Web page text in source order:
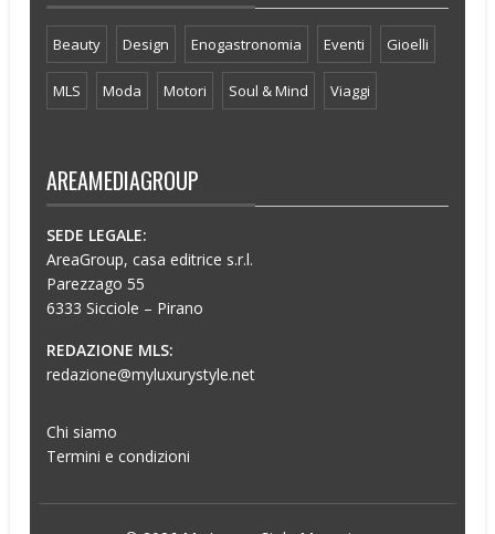
Beauty Design Enogastronomia Eventi Gioelli
MLS Moda Motori Soul & Mind Viaggi
AREAMEDIAGROUP
SEDE LEGALE:
AreaGroup, casa editrice s.r.l.
Parezzago 55
6333 Sicciole – Pirano
REDAZIONE MLS:
redazione@myluxurystyle.net
Chi siamo
Termini e condizioni